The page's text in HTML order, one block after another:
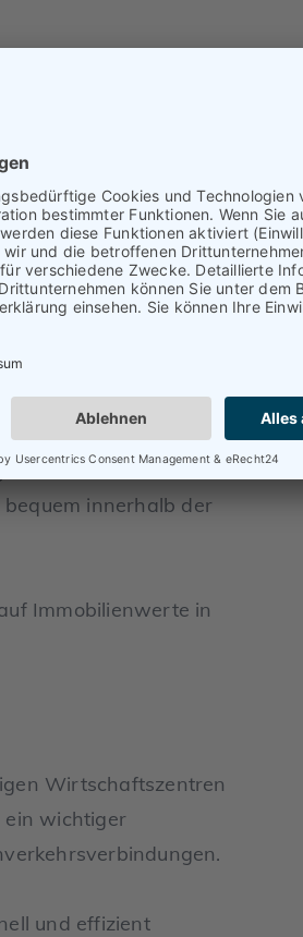
und
darunter die A8
Pendlerverkehr
der schnelle
Mit U-Bahnen,
innerhalb der
Immobilien­­werte in
Wirtschaftszentren
ein wichtiger
und effizient